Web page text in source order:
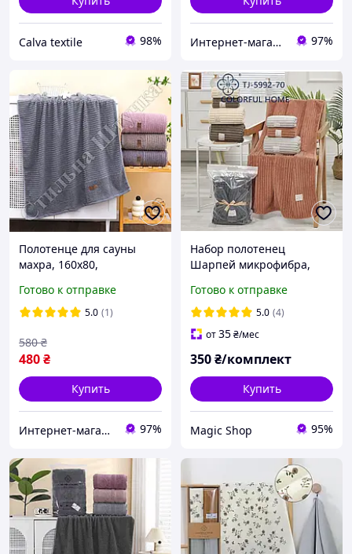
Calva textile 98% Интернет-магазин "Стильная Штучка" 97%
Полотенце для сауны
махра, 160х80,
розничные и оптовые
продажи
Готово к отправке
5.0 (1)
480₴
580 ₴
Купить
Интернет-магазин "Стильная Штучка" 97%
Набор полотенец
Шарпей микрофибра,
Готово к отправке
5.0 (4)
от35₴/мес
350₴/комплект
Купить
Magic Shop 95%